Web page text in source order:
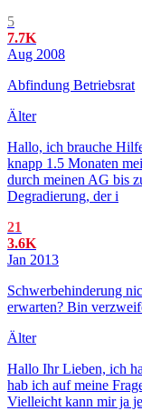
5
7.7K
Aug 2008
Abfindung Betriebsrat
Älter
Hallo, ich brauche
knapp 1.5 Monaten
durch meinen AG bis
Degradierung, der i
21
3.6K
Jan 2013
Schwerbehinderung
erwarten? Bin
Älter
Hallo Ihr Lieben, ich
hab ich auf meine
Vielleicht kann mir ja